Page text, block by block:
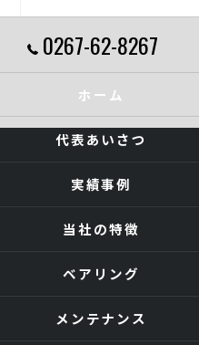
0267-62-8267
ホーム
代表あいさつ
実績事例
当社の特徴
ベアリング
メンテナンス